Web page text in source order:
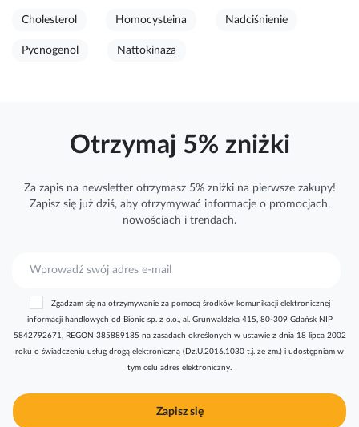
Cholesterol Homocysteina Nadciśnienie
Pycnogenol Nattokinaza
Otrzymaj 5% zniżki
Za zapis na newsletter otrzymasz 5% zniżki na pierwsze zakupy!
Zapisz się już dziś, aby otrzymywać informacjeo promocjach,
nowościach i trendach.
r
y
j
n
Zapisz się
Zgadzam się na otrzymywanie za pomocą środków komunikacji elektronicznej
informacji handlowych od Bionic sp. z o.o., al. Grunwaldzka 415, 80-309 Gdańsk NIP
5842792671, REGON 385889185 na zasadach określonych w ustawie z dnia 18 lipca 2002
roku o świadczeniu usług drogą elektroniczną (Dz.U.2016.1030 t.j. ze zm.) i udostępniam w
tym celu adres elektroniczny.